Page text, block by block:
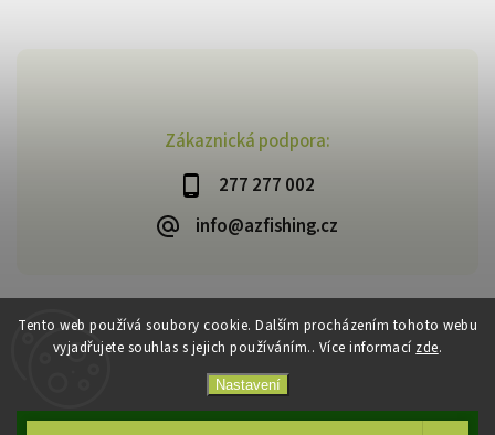
Tento web používá soubory cookie. Dalším procházením tohoto webu
vyjadřujete souhlas s jejich používáním.. Více informací zde.
Nastavení
Zákaznická podpora:
277 277 002
info@azfishing.cz
Copyright 2026AzFishing.cz. Všechna práva vyhrazena.
VytvořilShoptet| Design